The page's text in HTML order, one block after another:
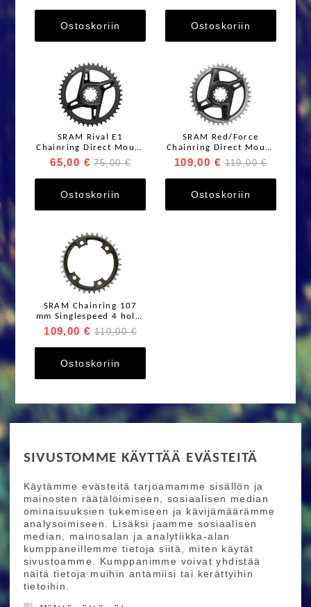
SIVUSTOMME KÄYTTÄÄ EVÄSTEITÄ
Käytämme evästeitä tarjoamamme sisällön ja
mainosten räätälöimiseen, sosiaalisen median
ominaisuuksien tukemiseen ja kävijämäärämme
analysoimiseen. Lisäksi jaamme sosiaalisen
median, mainosalan ja analytiikka-alan
kumppaneillemme tietoja siitä, miten käytät
sivustoamme. Kumppanimme voivat yhdistää
näitä tietoja muihin antamiisi tai kerättyihin
tietoihin.
Ostoskoriin Ostoskoriin
SRAM Rival E1
Chainring Direct Mount
(8-Bolt) Singlespeed
12s
65,00 € 75,00 €
Ostoskoriin
SRAM Red/Force
Chainring Direct Mount
(8-Bolt) Singlespeed
12s
109,00 € 119,00 €
Ostoskoriin
SRAM Chainring 107
mm Singlespeed 4 holes
eturatas
109,00 € 119,00 €
Ostoskoriin
Ride More – Pyöräkauppa ja pyörähuolto
Helsingissä
TILAA UUTISKIRJEEMME
Tilaamalla uutiskirjeemme saat uusimmat edut
suoraan sähköpostiisi.